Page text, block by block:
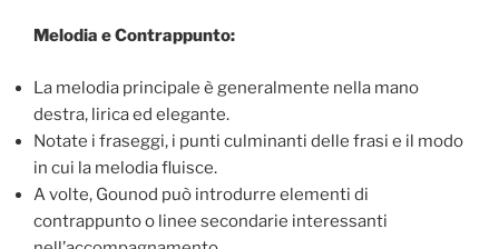
Melodia e Contrappunto:
La melodia principale è generalmente nella mano
destra, lirica ed elegante.
Notate i fraseggi, i punti culminanti delle frasi e il modo
in cui la melodia fluisce.
A volte, Gounod può introdurre elementi di
contrappunto o linee secondarie interessanti